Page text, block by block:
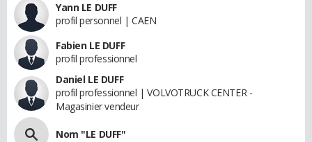
Yann LE DUFF
profil personnel | CAEN
Fabien LE DUFF
profil professionnel
Daniel LE DUFF
profil professionnel | VOLVOTRUCK CENTER -
Magasinier vendeur
Nom "LE DUFF"